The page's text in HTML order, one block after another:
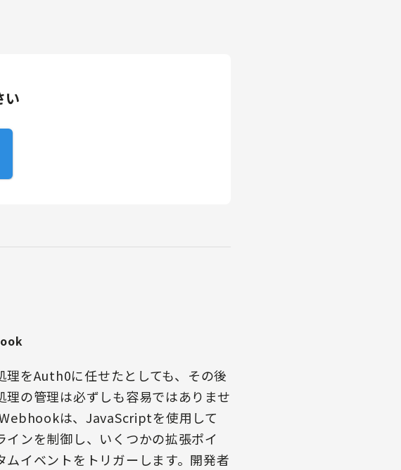
い
理をAuth0に任せたとしても、その後
理の管理は必ずしも容易ではありませ
は、JavaScriptを使用して
インを制御し、いくつかの拡張ポイ
ムイベントをトリガーします。開発者